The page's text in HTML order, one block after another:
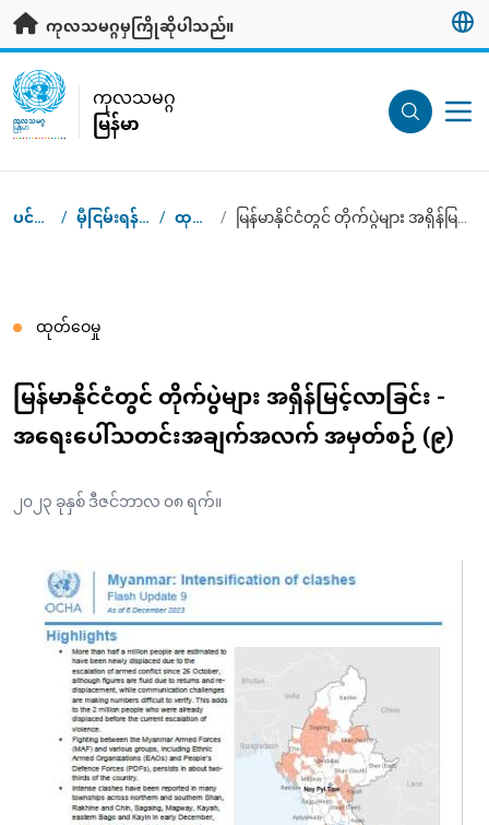
ပင်မအကြောင်းအရာသို့ သွားရန်
ကုလသမဂ္ဂမှကြိုဆိုပါသည်။
UN Logo
ကုလသမဂ္ဂ
မြန်မာ
ကုလသမဂ္ဂ
မြန်မာ
Breadcrumb
ပင်မစာမျက်နှာ / မှီငြမ်းရန်အချက်အလက်များ / ထုတ်ဝေမှုများ /
ထုတ်ဝေမှု
မြန်မာနိုင်ငံတွင် တိုက်ပွဲများ အရှိန်မြင့်လာခြင်း -
အရေးပေါ်သတင်းအချက်အလက် အမှတ်စဉ် (၉)
၂၀၂၃ ခုနှစ် ဒီဇင်ဘာလ ၀၈ ရက်။